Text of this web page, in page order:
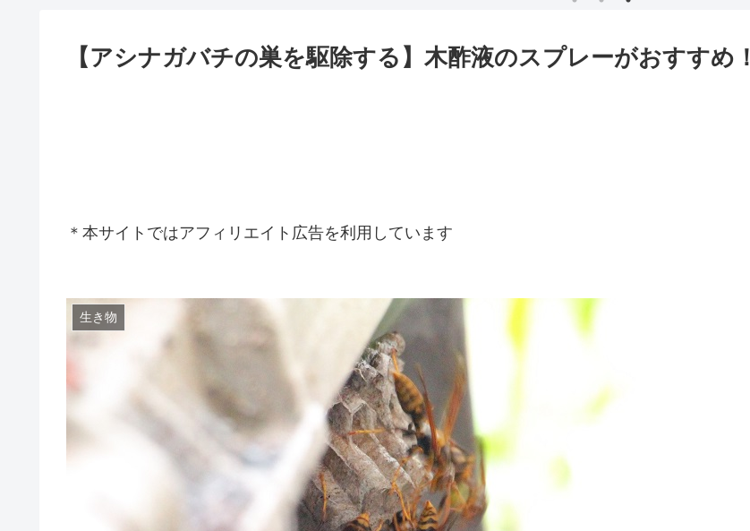
【アシナガバチの巣を駆除する】木酢液のスプレーがおすすめ！
＊本サイトではアフィリエイト広告を利用しています
生き物